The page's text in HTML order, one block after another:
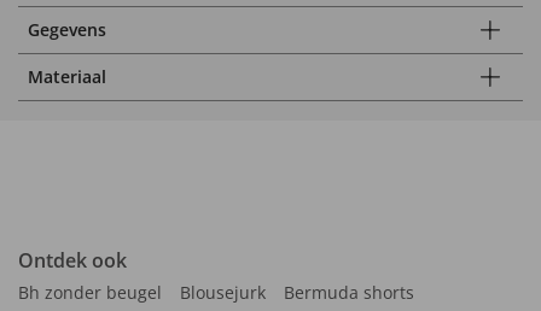
Gegevens
Materiaal
Ontdek ook
Bh zonder beugel Blousejurk
Bermuda shorts